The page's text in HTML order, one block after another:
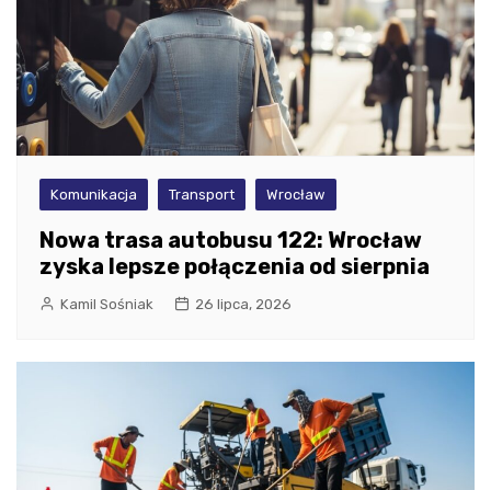
Komunikacja Transport Wrocław
Nowa trasa autobusu 122: Wrocław
zyska lepsze połączenia od sierpnia
Kamil Sośniak 26 lipca, 2026